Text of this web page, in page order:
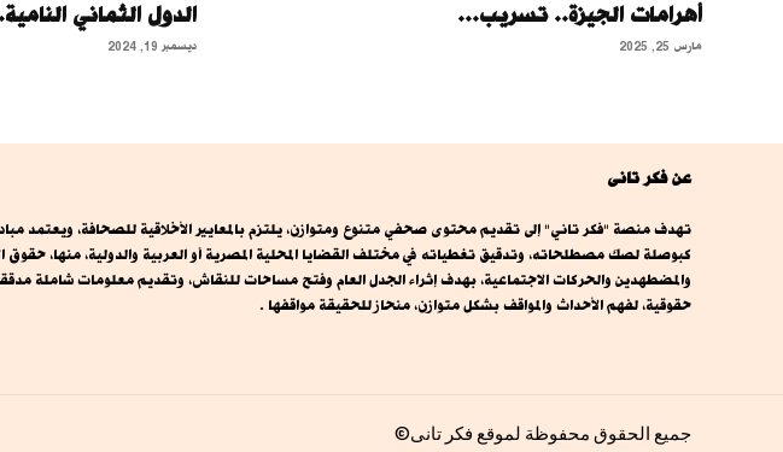
أهرامات الجيزة.. تسريب...
مارس 25, 2025
الدول الثماني
ديسمبر 19, 2024
عن فكر تانى
تهدف منصة "فكر تاني" إلى تقديم محتوى صحفي متنوع ومتوازن، يلتزم بالمعايير الأخلاقية للصحافة، ويعتمد
كبوصلة لصك مصطلحاته، وتدقيق تغطياته في مختلف القضايا المحلية المصرية أو العربية والدولية، منها، حقوق
والمضطهدين والحركات الاجتماعية، بهدف إثراء الجدل العام وفتح مساحات للنقاش، وتقديم معلومات شاملة
حقوقية، لفهم الأحداث والمواقف بشكل متوازن، منحاز للحقيقة مواقفها .
جميع الحقوق محفوظة لموقع فكر تانى©